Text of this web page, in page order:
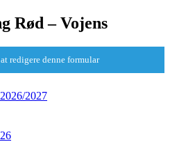
Rød – Vojens
redigere denne formular
2027